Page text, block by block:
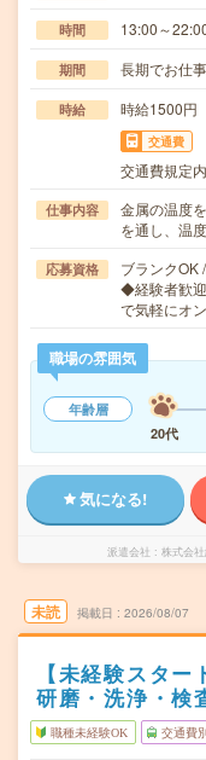
時間 13:00～
期間 長期でお仕
時給 時給1500円
交通費
交通費規定
仕事内容
金属の温度
を通し、温
応募資格
ブランクOK
◆経験者歓
で気軽にオ
職場の雰囲気
年齢層
20代
気になる!
派遣会社 株式会
未読 掲載日 2026/08/07
【未経験スタ
研磨・洗浄・検
職種未経験OK 交通費